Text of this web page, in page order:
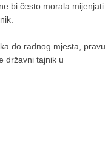
bi često morala mijenjati
do radnog mjesta, pravu
državni tajnik u